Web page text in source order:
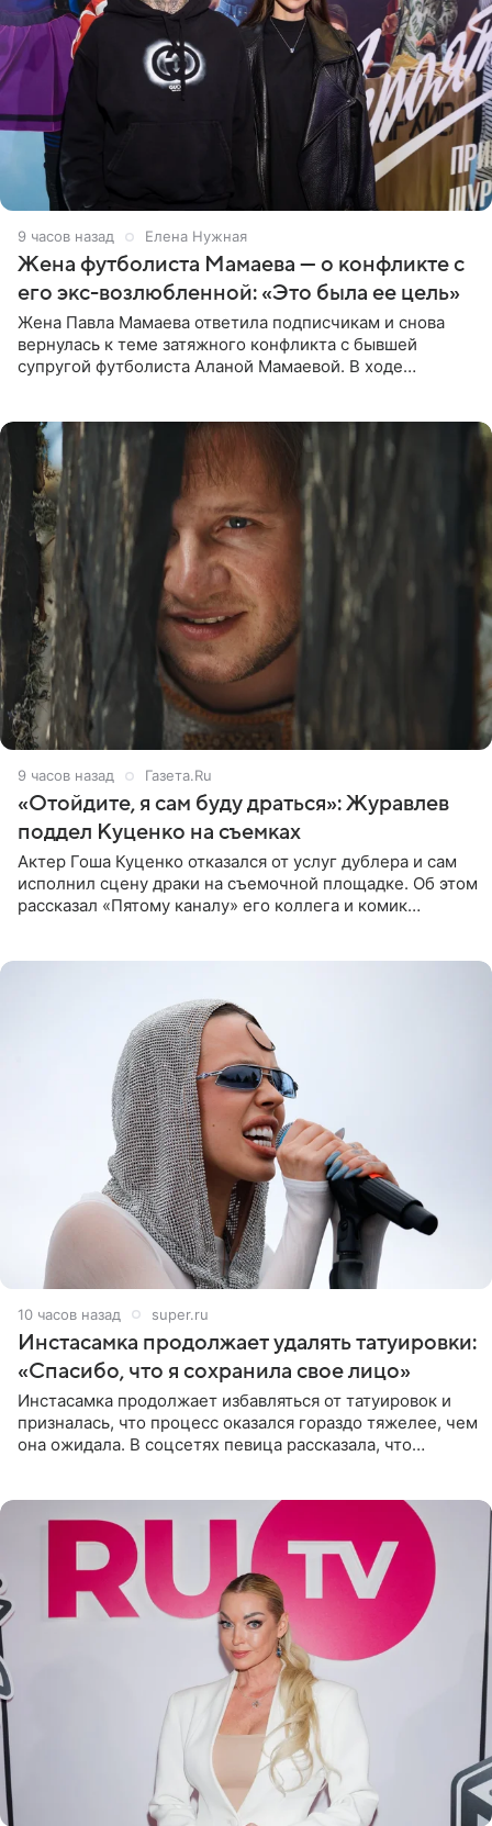
9 часов назад Елена Нужная
Жена футболиста Мамаева — о конфликте с
его экс-возлюбленной: «Это была ее цель»
Жена Павла Мамаева ответила подписчикам и снова
вернулась к теме затяжного конфликта с бывшей
супругой футболиста Аланой Мамаевой. В ходе
9 часов назад Газета.Ru
«Отойдите, я сам буду драться»: Журавлев
поддел Куценко на съемках
Актер Гоша Куценко отказался от услуг дублера и сам
исполнил сцену драки на съемочной площадке. Об этом
рассказал «Пятому каналу» его коллега и комик
10 часов назад super.ru
Инстасамка продолжает удалять татуировки:
«Спасибо, что я сохранила свое лицо»
Инстасамка продолжает избавляться от татуировок и
призналась, что процесс оказался гораздо тяжелее, чем
она ожидала. В соцсетях певица рассказала, что